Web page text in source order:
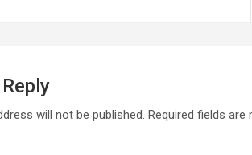
will not be published. Required fields are